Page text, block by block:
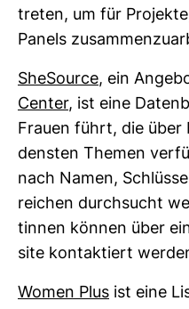
treten, um für
Panels
She­Source, ein
Center, ist eine
Frauen führt, die
densten Themen
nach Namen,
rei­chen durch­sucht
tinnen können über
site kon­tak­tiert
Women Plus ist eine